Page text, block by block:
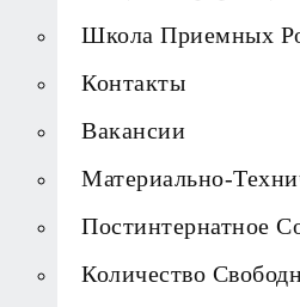
Школа Приемных
Контакты
Вакансии
Материально-
Постинтернатное
Количество